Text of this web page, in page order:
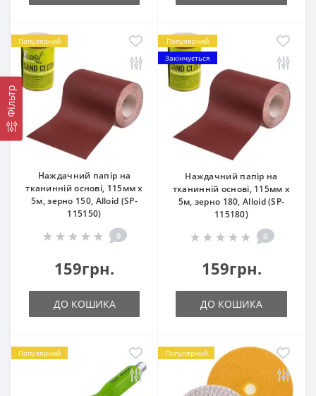
Фільтр
Популярний
Наждачний папір на
тканинній основі, 115мм х
5м, зерно 150, Alloid (SP-
115150)
0
159грн.
ДО КОШИКА
Популярний
Закінчується
Наждачний папір на
тканинній основі, 115мм х
5м, зерно 180, Alloid (SP-
115180)
0
159грн.
ДО КОШИКА
Популярний Популярний